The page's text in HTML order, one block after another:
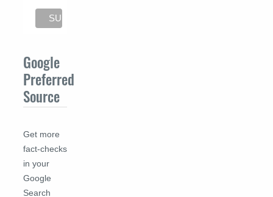
Google
Preferred
Source
Get more
fact-checks
in your
Google
Search